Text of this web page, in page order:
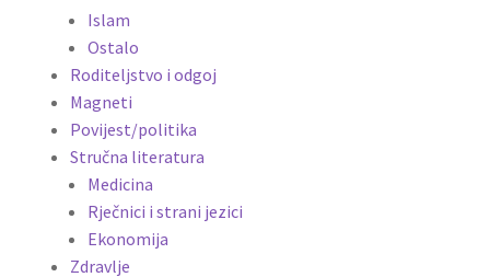
Islam
Ostalo
Roditeljstvo i odgoj
Magneti
Povijest/politika
Stručna literatura
Medicina
Rječnici i strani jezici
Ekonomija
Zdravlje